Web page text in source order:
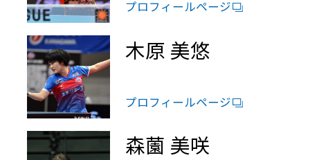
プロフィールページ
木原 美悠
プロフィールページ
森薗 美咲